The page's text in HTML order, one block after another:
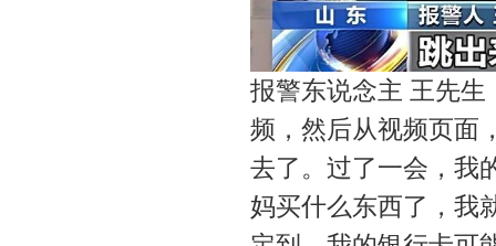
报警东说念主 王先
频，然后从视频页面
去了。过了一会，我
妈买什么东西了，我